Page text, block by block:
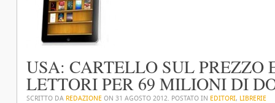
USA: CARTELLO SUL PREZZO
LETTORI PER 69 MILIONI DI
SCRITTO DA REDAZIONE ON 31 AGOSTO 2012. POSTATO IN EDITORI, LIBRERIE